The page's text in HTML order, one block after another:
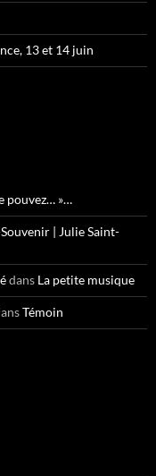
13 et 14 juin
pouvez… »…
| Julie Saint-
dans La petite musique
Témoin